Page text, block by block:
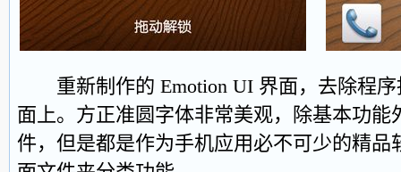
重新制作的 Emotion UI 界面，去除程序
面上。方正准圆字体非常美观，除基本功能
件，但是都是作为手机应用必不可少的精品